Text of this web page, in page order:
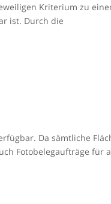
Kriterium zu
ist. Durch die
Da sämtliche
Fotobelegaufträge für